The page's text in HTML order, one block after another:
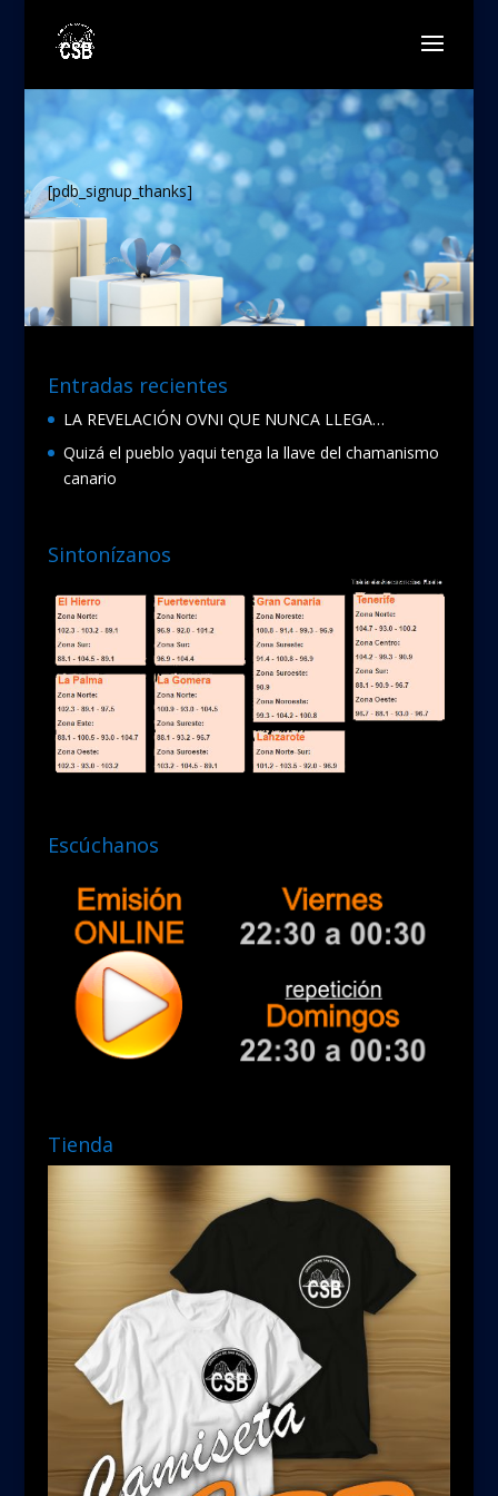
[pdb_signup_thanks]
Entradas recientes
LA REVELACIÓN OVNI QUE NUNCA LLEGA…
Quizá el pueblo yaqui tenga la llave del chamanismo
canario
Sintonízanos
Escúchanos
Tienda